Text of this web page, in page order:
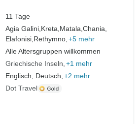
11 Tage
Agia Galini, Kreta, Matala,Chania,
Elafonisi, Rethymno, +5 mehr
Alle Altersgruppen willkommen
Griechische Inseln +1 mehr
Englisch, Deutsch, +2 mehr
Dot Travel